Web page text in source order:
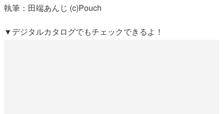
執筆：田端あんじ (c)Pouch
▼デジタルカタログでもチェックできるよ！